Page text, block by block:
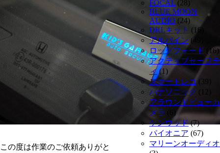
この度は作業のご依頼ありがと
FOCAL (28)
BLUE MOON
AUDIO (24)
DRLキット (16)
アルパイン (49)
ロックフォード (16)
アクティブセーフテ
ィ(1)
スマートレコ(39)
パナソニック (12)
アラウンドビューカ
メラ
ケンウッド(7)
パイオニア (67)
マリーンオーディオ